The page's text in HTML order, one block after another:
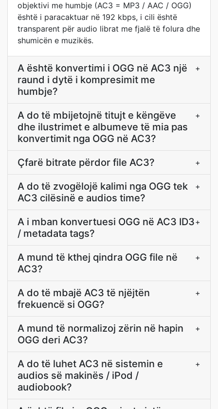
objektivi me humbje (AC3 = MP3 / AAC / OGG)
është i paracaktuar në 192 kbps, i cili është
transparent për audio librat me fjalë të folura dhe
shumicën e muzikës.
A është konvertimi i OGG në AC3 një
raund i dytë i kompresimit me
humbje?
+
A do të mbijetojnë titujt e këngëve
dhe ilustrimet e albumeve të mia pas
konvertimit nga OGG në AC3?
+
Çfarë bitrate përdor file AC3? +
A do të zvogëlojë kalimi nga OGG tek
AC3 cilësinë e audios time?
+
A i mban konvertuesi OGG në AC3 ID3
/ metadata tags?
+
A mund të kthej qindra OGG file në
AC3?
+
A do të mbajë AC3 të njëjtën
frekuencë si OGG?
+
A mund të normalizoj zërin në hapin
OGG deri AC3?
+
A do të luhet AC3 në sistemin e
audios së makinës / iPod /
audiobook?
+